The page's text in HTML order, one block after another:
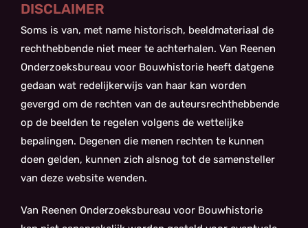
DISCLAIMER
Soms is van, met name historisch, beeldmateriaal de
rechthebbende niet meer te achterhalen. Van Reenen
Onderzoeksbureau voor Bouwhistorie heeft datgene
gedaan wat redelijkerwijs van haar kan worden
gevergd om de rechten van de auteursrechthebbende
op de beelden te regelen volgens de wettelijke
bepalingen. Degenen die menen rechten te kunnen
doen gelden, kunnen zich alsnog tot de samensteller
van deze website wenden.
Van Reenen Onderzoeksbureau voor Bouwhistorie